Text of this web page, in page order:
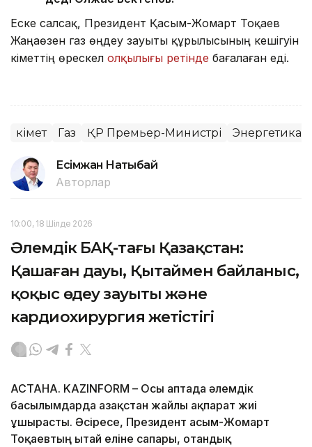
Еске салсақ, Президент Қасым-Жомарт Тоқаев
Жаңаөзен газ өңдеу зауыты құрылысының кешігуін
Үкіметтің өрескел олқылығы ретінде бағалаған еді.
Үкімет Газ ҚР Премьер-Министрі Энергетика
Есімжан Нақтыбай
Авторлар
10:00, 18 Шілде 2026
Әлемдік БАҚ-тағы Қазақстан:
Қашаған дауы, Қытаймен байланыс,
қоқыс өңдеу зауыты және
кардиохирургия жетістігі
АСТАНА. KAZINFORM – Осы аптада әлемдік
басылымдарда Қазақстан жайлы ақпарат жиі
ұшырасты. Әсіресе, Президент Қасым-Жомарт
Тоқаевтың Қытай еліне сапары, отандық